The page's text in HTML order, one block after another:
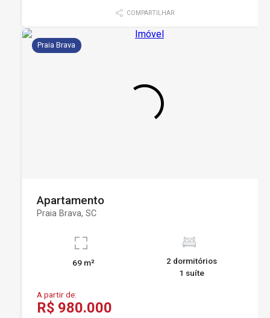
COMPARTILHAR
Praia Brava
Apartamento
Praia Brava, SC
69 m²
2 dormitórios
1 suíte
A partir de:
R$ 980.000